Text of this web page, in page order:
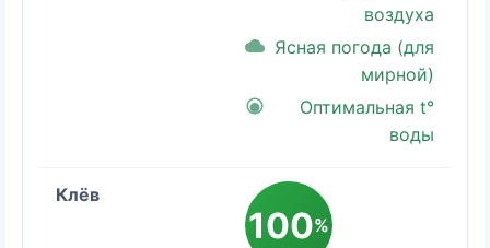
воздуха
Ясная погода (для
мирной)
Оптимальная t°
воды
100%